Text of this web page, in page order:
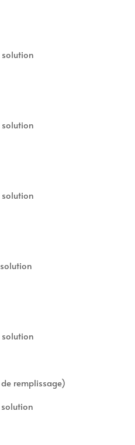
solution
solution
solution
solution
remplissage)
solution